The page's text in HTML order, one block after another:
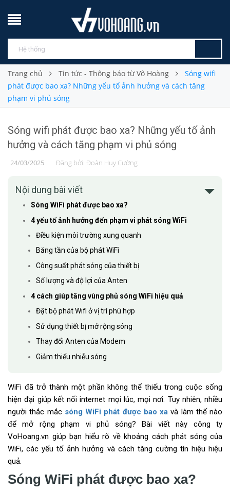
Trang chủ Tin tức - Thông báo từ Võ Hoàng
Sóng wifi
phát được bao xa? Những yếu tố ảnh hưởng và cách tăng
phạm vi phủ sóng
Sóng wifi phát được bao xa? Những yếu tố ảnh
hưởng và cách tăng phạm vi phủ sóng
24/03/2025 Đăng bởi: Đoàn Huy Cường
Nội dung bài viết
Sóng WiFi phát được bao xa?
4 yếu tố ảnh hưởng đến phạm vi phát sóng WiFi
Điều kiện môi trường xung quanh
Băng tần của bộ phát WiFi
Công suất phát sóng của thiết bị
Số lượng và độ lợi của Anten
4 cách giúp tăng vùng phủ sóng WiFi hiệu quả
Đặt bộ phát Wifi ở vị trí phù hợp
Sử dụng thiết bị mở rộng sóng
Thay đổi Anten của Modem
Giảm thiểu nhiễu sóng
WiFi đã trở thành một phần không thể thiếu trong cuộc sống
hiện đại giúp kết nối internet mọi lúc, mọi nơi. Tuy nhiên, nhiều
người thắc mắc sóng WiFi phát được bao xa và làm thế nào
để mở rộng phạm vi phủ sóng? Bài viết này công ty
VoHoang.vn giúp bạn hiểu rõ về khoảng cách phát sóng của
WiFi, các yếu tố ảnh hưởng và cách tăng cường tín hiệu hiệu
quả.
Sóng WiFi phát được bao xa?